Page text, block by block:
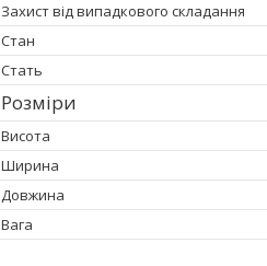
Захист від випадкового складання
Стан
Стать
Розміри
Висота
Ширина
Довжина
Вага